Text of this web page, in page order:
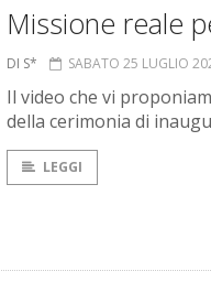
Missione reale
DI S* SABATO 25 LUGLIO
Il video che vi
della cerimonia di
LEGGI